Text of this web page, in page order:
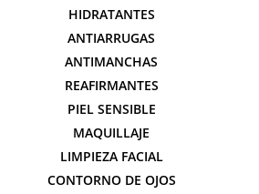
HIDRATANTES
ANTIARRUGAS
ANTIMANCHAS
REAFIRMANTES
PIEL SENSIBLE
MAQUILLAJE
LIMPIEZA FACIAL
CONTORNO DE OJOS